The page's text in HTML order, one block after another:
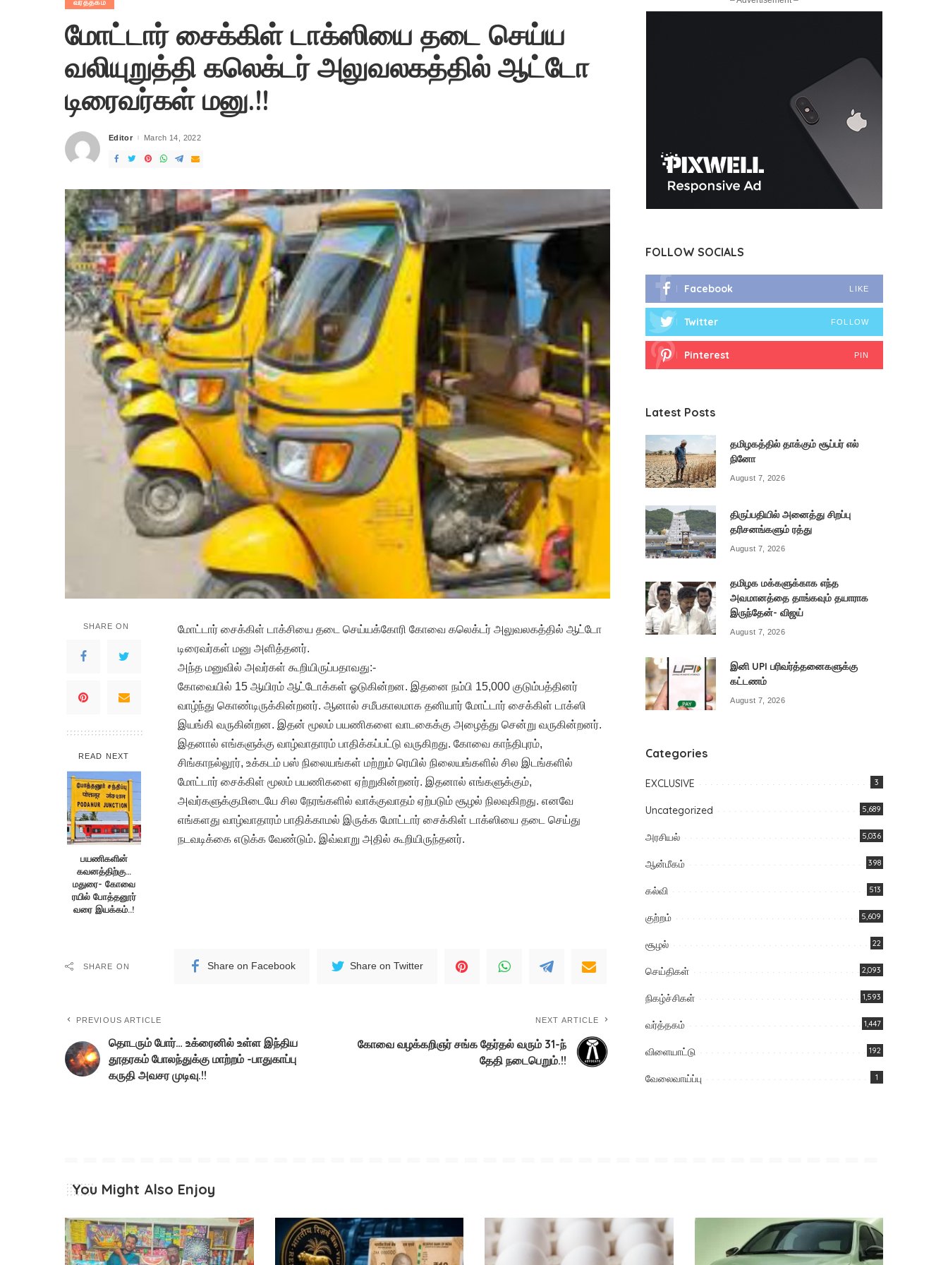
வர்த்தகம்
மோட்டார் சைக்கிள் டாக்ஸியை தடை செய்ய
வலியுறுத்தி கலெக்டர் அலுவலகத்தில் ஆட்டோ
டிரைவர்கள் மனு.!!
Posted
Editor March 14, 2022
SHARE ON
READ NEXT
பயணிகளின்
கவனத்திற்கு…
மதுரை- கோவை
ரயில் போத்தனூர்
வரை இயக்கம்..!
மோட்டார் சைக்கிள் டாக்சியை தடை செய்யக்கோரி கோவை கலெக்டர் அலுவலகத்தில் ஆட்டோ
டிரைவர்கள் மனு அளித்தனர்.
அந்த மனுவில் அவர்கள் கூறியிருப்பதாவது:-
கோவையில் 15 ஆயிரம் ஆட்டோக்கள் ஓடுகின்றன. இதனை நம்பி 15,000 குடும்பத்தினர்
வாழ்ந்து கொண்டிருக்கின்றனர். ஆனால் சமீபகாலமாக தனியார் மோட்டார் சைக்கிள் டாக்ஸி
இயங்கி வருகின்றன. இதன் மூலம் பயணிகளை வாடகைக்கு அழைத்து சென்று வருகின்றனர்.
இதனால் எங்களுக்கு வாழ்வாதாரம் பாதிக்கப்பட்டு வருகிறது. கோவை காந்திபுரம்,
சிங்காநல்லூர், உக்கடம் பஸ் நிலையங்கள் மற்றும் ரெயில் நிலையங்களில் சில இடங்களில்
மோட்டார் சைக்கிள் மூலம் பயணிகளை ஏற்றுகின்றனர். இதனால் எங்களுக்கும்,
அவர்களுக்குமிடையே சில நேரங்களில் வாக்குவாதம் ஏற்படும் சூழல் நிலவுகிறது. எனவே
எங்களது வாழ்வாதாரம் பாதிக்காமல் இருக்க மோட்டார் சைக்கிள் டாக்ஸியை தடை செய்து
நடவடிக்கை எடுக்க வேண்டும். இவ்வாறு அதில் கூறியிருந்தனர்.
SHARE ON Share on Facebook Share on Twitter
PREVIOUS ARTICLE
தொடரும் போர்… உக்ரைனில் உள்ள இந்திய
தூதரகம் போலந்துக்கு மாற்றம் -பாதுகாப்பு
கருதி அவசர முடிவு.!!
NEXT ARTICLE
கோவை வழக்கறிஞர் சங்க தேர்தல் வரும் 31-ந்
தேதி நடைபெறும்.!!
FOLLOW SOCIALS
Facebook LIKE
Twitter FOLLOW
Pinterest PIN
Latest Posts
தமிழகத்தில் தாக்கும் சூப்பர் எல்
நினோ
August 7, 2026
திருப்பதியில் அனைத்து சிறப்பு
தரிசனங்களும் ரத்து
August 7, 2026
தமிழக மக்களுக்காக எந்த
அவமானத்தை தாங்கவும் தயாராக
இருந்தேன்- விஜய்
August 7, 2026
இனி UPI பரிவர்த்தனைகளுக்கு
கட்டணம்
August 7, 2026
Categories
EXCLUSIVE 3
Uncategorized 5,689
அரசியல் 5,036
ஆன்மீகம் 398
கல்வி 513
குற்றம் 5,609
சூழல் 22
செய்திகள் 2,093
நிகழ்ச்சிகள் 1,593
வர்த்தகம் 1,447
விளையாட்டு 192
வேலைவாய்ப்பு 1
You Might Also Enjoy